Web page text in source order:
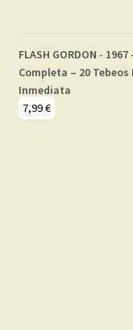
FLASH GORDON -
Completa – 20 Tebeos
Inmediata
7,99€